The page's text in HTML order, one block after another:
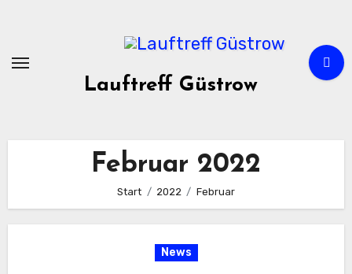
springen
Lauftreff Güstrow
Februar 2022
Start 2022 Februar
News